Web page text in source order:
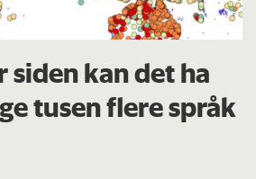
siden kan det ha
tusen flere språk